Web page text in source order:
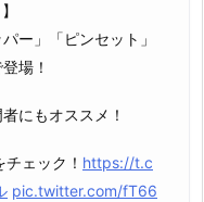
ー」「ピンセット」
場！
にもオススメ！
チェック！ https://t.c
pic.twitter.com/fT66